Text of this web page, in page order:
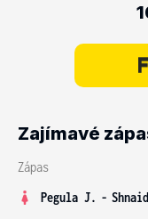
Zajímavé
Zápas
Pegula J. -